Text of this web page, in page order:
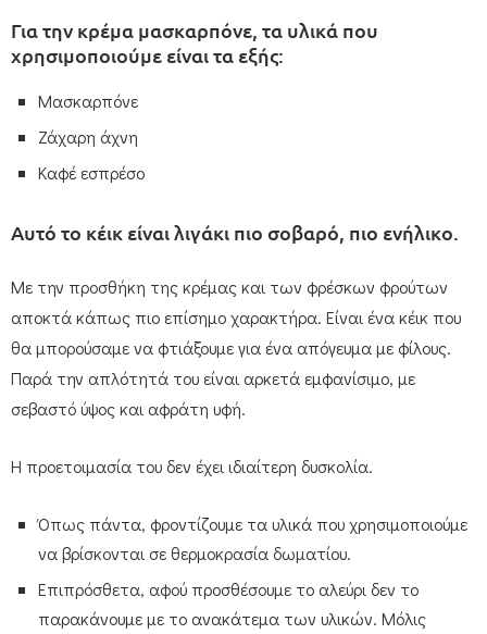
Για την κρέμα μασκαρπόνε, τα υλικά που
χρησιμοποιούμε είναι τα εξής:
Μασκαρπόνε
Ζάχαρη άχνη
Καφέ εσπρέσο
Αυτό το κέικ είναι λιγάκι πιο σοβαρό, πιο ενήλικο.
Με την προσθήκη της κρέμας και των φρέσκων φρούτων
αποκτά κάπως πιο επίσημο χαρακτήρα. Είναι ένα κέικ που
θα μπορούσαμε να φτιάξουμε για ένα απόγευμα με φίλους.
Παρά την απλότητά του είναι αρκετά εμφανίσιμο, με
σεβαστό ύψος και αφράτη υφή.
Η προετοιμασία του δεν έχει ιδιαίτερη δυσκολία.
Όπως πάντα, φροντίζουμε τα υλικά που χρησιμοποιούμε
να βρίσκονται σε θερμοκρασία δωματίου.
Επιπρόσθετα, αφού προσθέσουμε το αλεύρι δεν το
παρακάνουμε με το ανακάτεμα των υλικών. Μόλις